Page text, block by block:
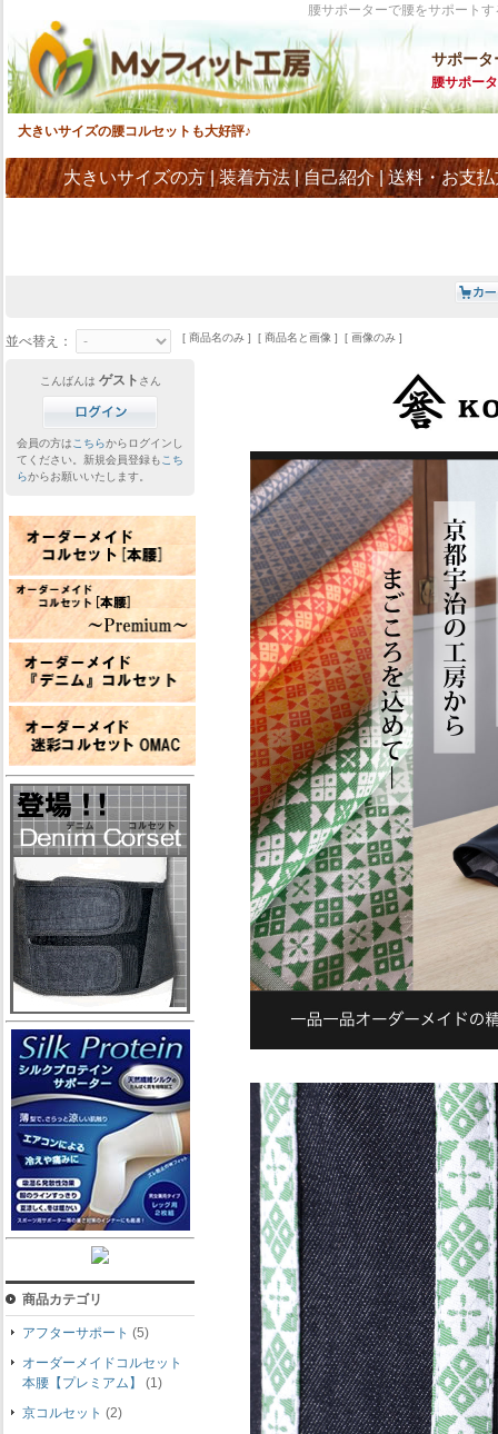
腰サポーターで腰をサポート
サポータ
腰サポー
大きいサイズの腰コルセットも大好評♪
大きいサイズの方|装着方法 |自己紹介|送料・お支
並べ替え： [ 商品名のみ ] [ 商品名と画像 ] [ 画像のみ ]
こんばんは ゲスト さん
会員の方はこちらからログインし
てください。新規会員登録もこち
らからお願いいたします。
商品カテゴリ
アフターサポート (5)
オーダーメイドコルセット
本腰【プレミアム】
(1)
京コルセット (2)